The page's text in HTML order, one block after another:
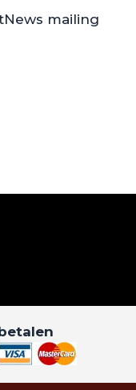
mailing